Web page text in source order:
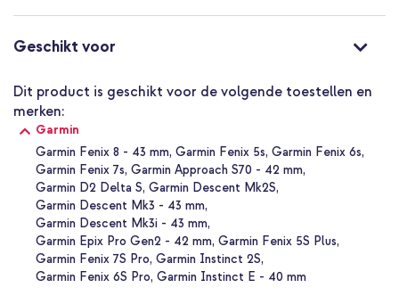
wensen in de breedste zin, of het nu gaat om een telefoonhoesje,
kabel, laptop sleeve, powerbank of koptelefoon. Het assortiment
sluit aan bij de basisbehoefte van veel gebruikers en wordt
Waarom het imoshion QuickFit® Line Siliconenbandje voor
Garmin Watch?
Lichtgewicht siliconen materiaal
Snelle QuickFit® bevestiging
Roestvrijstalen gespsluiting
Water- en zweetbestendig
Geschikt voor sportief en dagelijks gebruik
Een product van imoshion
Geschikt voor
Dit product is geschikt voor de volgende toestellen en
merken:
Garmin
Garmin Fenix 8 - 43 mm Garmin Fenix 5s Garmin Fenix 6s
Garmin Fenix 7s Garmin Approach S70 - 42 mm
Garmin D2 Delta S Garmin Descent Mk2S
Garmin Descent Mk3 - 43 mm
Garmin Descent Mk3i - 43 mm
Garmin Epix Pro Gen2 - 42 mm Garmin Fenix 5S Plus
Garmin Fenix 7S Pro Garmin Instinct 2S
Garmin Fenix 6S Pro Garmin Instinct E - 40 mm